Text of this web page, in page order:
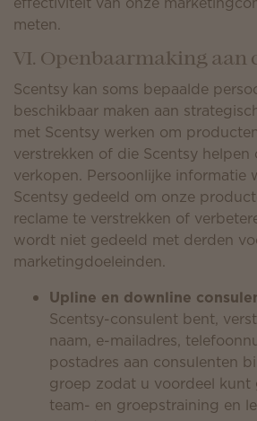
meten.
VI. Openbaarmaking aan
Scentsy kan soms bepaalde
beschikbaar maken aan
met Scentsy werken om
verstrekken of die Scentsy helpen
verkopen. Persoonlijke informatie
Scentsy gedeeld om onze
reclame te verstrekken of
wordt niet gedeeld met derden
marketingdoeleinden.
Upline en downline
Scentsy-consulent bent,
naam, e-mailadres,
postadres aan consulenten
groep zodat u voordeel kunt
team- en groepstraining en